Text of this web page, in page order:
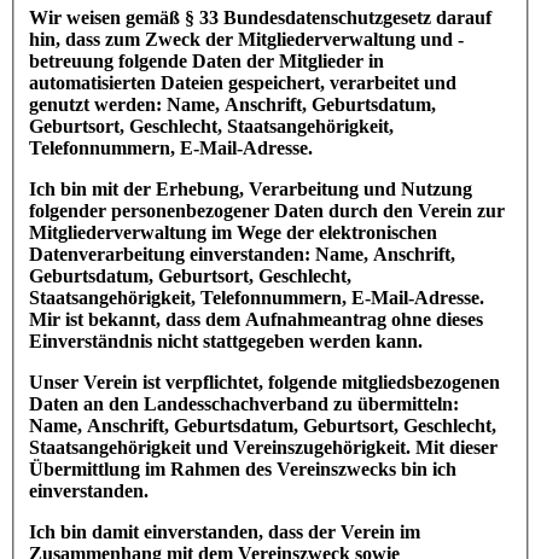
Wir weisen gemäß § 33 Bundesdatenschutzgesetz darauf
hin, dass zum Zweck der Mitgliederverwaltung und -
betreuung folgende Daten der Mitglieder in
automatisierten Dateien gespeichert, verarbeitet und
genutzt werden: Name, Anschrift, Geburtsdatum,
Geburtsort, Geschlecht, Staatsangehörigkeit,
Telefonnummern, E-Mail-Adresse.
Ich bin mit der Erhebung, Verarbeitung und Nutzung
folgender personenbezogener Daten durch den Verein zur
Mitgliederverwaltung im Wege der elektronischen
Datenverarbeitung einverstanden: Name, Anschrift,
Geburtsdatum, Geburtsort, Geschlecht,
Staatsangehörigkeit, Telefonnummern, E-Mail-Adresse.
Mir ist bekannt, dass dem Aufnahmeantrag ohne dieses
Einverständnis nicht stattgegeben werden kann.
Unser Verein ist verpflichtet, folgende mitgliedsbezogenen
Daten an den Landesschachverband zu übermitteln:
Name, Anschrift, Geburtsdatum, Geburtsort, Geschlecht,
Staatsangehörigkeit und Vereinszugehörigkeit. Mit dieser
Übermittlung im Rahmen des Vereinszwecks bin ich
einverstanden.
Ich bin damit einverstanden, dass der Verein im
Zusammenhang mit dem Vereinszweck sowie